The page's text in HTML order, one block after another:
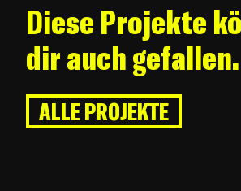
Diese Projekte
dir auch gefallen.
ALLE PROJEKTE